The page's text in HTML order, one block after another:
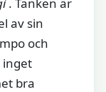
av sin
och
inget
bra